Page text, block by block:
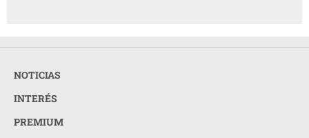
NOTICIAS
INTERÉS
PREMIUM